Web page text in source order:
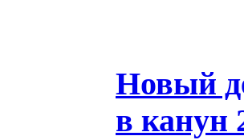
Новый
в канун